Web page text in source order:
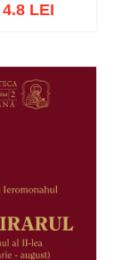
coș Wishlist
LEI